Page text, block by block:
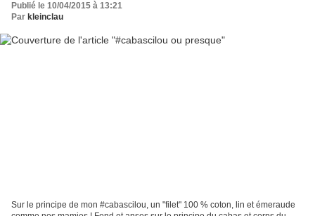
Publié le 10/04/2015 à 13:21
Par kleinclau
Sur le principe de mon #cabascilou, un "filet" 100 % coton, lin et émeraude